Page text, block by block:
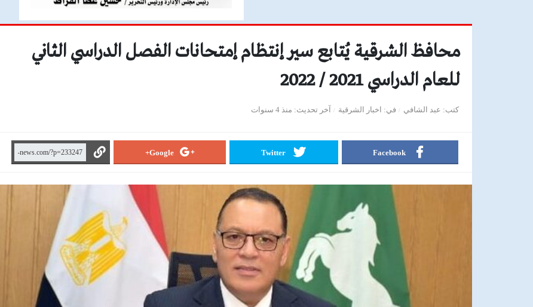
محافظ الشرقية يُتابع سير إنتظام إمتحانات الفصل الدراسي الثاني
للعام الدراسي 2021 / 2022
كتب عبد الشافي في اخبار الشرقية آخر تحديث منذ 4 سنوات
Facebook
Twitter
Google+